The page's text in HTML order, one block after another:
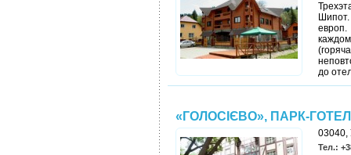
до
«ГОЛОСІЄВО», ПАРК-
03040,
Тел.: